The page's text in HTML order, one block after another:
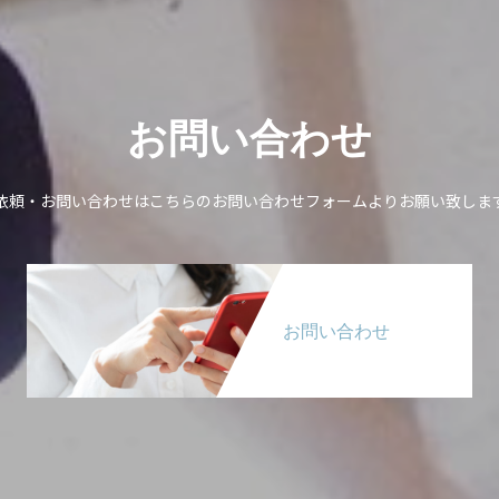
お問い合わせ
頼・お問い合わせはこちらのお問い合わせフォームよりお願い致しま
お問い合わせ